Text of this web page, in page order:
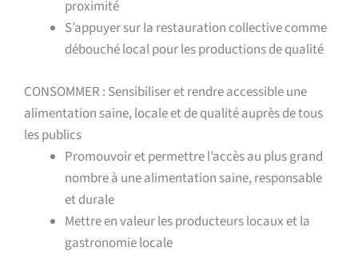
proximité
S’appuyer sur la restauration collective comme
débouché local pour les productions de qualité
CONSOMMER : Sensibiliser et rendre accessible une
alimentation saine, locale et de qualité auprès de tous
les publics
Promouvoir et permettre l’accès au plus grand
nombre à une alimentation saine, responsable
et durale
Mettre en valeur les producteurs locaux et la
gastronomie locale